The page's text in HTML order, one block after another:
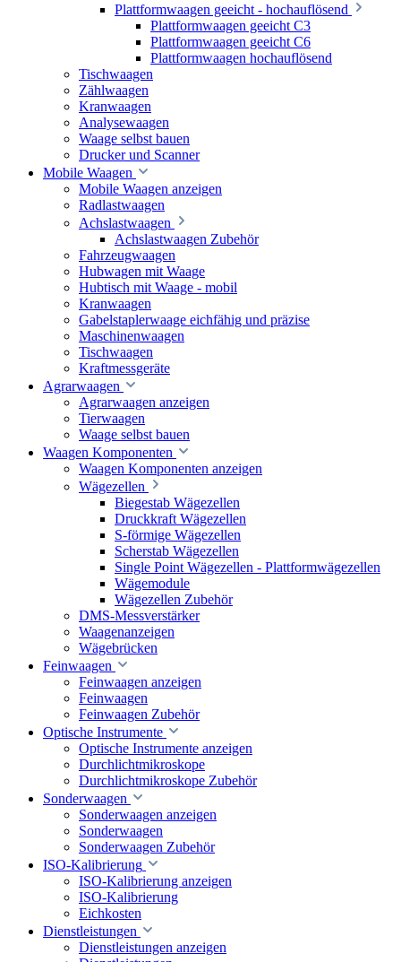
Plattformwaagen geeicht - hochauflösend
Plattformwaagen geeicht C3
Plattformwaagen geeicht C6
Plattformwaagen hochauflösend
Tischwaagen
Zählwaagen
Kranwaagen
Analysewaagen
Waage selbst bauen
Drucker und Scanner
Mobile Waagen
Mobile Waagen anzeigen
Radlastwaagen
Achslastwaagen
Achslastwaagen Zubehör
Fahrzeugwaagen
Hubwagen mit Waage
Hubtisch mit Waage - mobil
Kranwaagen
Gabelstaplerwaage eichfähig und präzise
Maschinenwaagen
Tischwaagen
Kraftmessgeräte
Agrarwaagen
Agrarwaagen anzeigen
Tierwaagen
Waage selbst bauen
Waagen Komponenten
Waagen Komponenten anzeigen
Wägezellen
Biegestab Wägezellen
Druckkraft Wägezellen
S-förmige Wägezellen
Scherstab Wägezellen
Single Point Wägezellen - Plattformwägezellen
Wägemodule
Wägezellen Zubehör
DMS-Messverstärker
Waagenanzeigen
Wägebrücken
Feinwaagen
Feinwaagen anzeigen
Feinwaagen
Feinwaagen Zubehör
Optische Instrumente
Optische Instrumente anzeigen
Durchlichtmikroskope
Durchlichtmikroskope Zubehör
Sonderwaagen
Sonderwaagen anzeigen
Sonderwaagen
Sonderwaagen Zubehör
ISO-Kalibrierung
ISO-Kalibrierung anzeigen
ISO-Kalibrierung
Eichkosten
Dienstleistungen
Dienstleistungen anzeigen